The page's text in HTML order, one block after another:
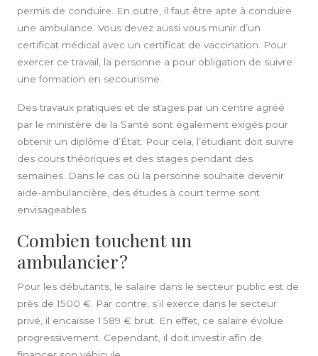
permis de conduire. En outre, il faut être apte à conduire
une ambulance. Vous devez aussi vous munir d’un
certificat médical avec un certificat de vaccination. Pour
exercer ce travail, la personne a pour obligation de suivre
uneformation en secourisme.
Des travaux pratiques et de stages par un centre agréé
par le ministère de la Santé sont également exigés pour
obtenir un diplôme d’État. Pour cela, l’étudiant doit suivre
des cours théoriques et des stages pendant des
semaines. Dans le cas où la personne souhaite devenir
aide-ambulancière, des études à court terme sont
envisageables.
Combien touchent un
ambulancier ?
Pour les débutants, le salaire dans le secteur public est de
près de 1500 €. Par contre, s’il exerce dans le secteur
privé, il encaisse 1 589 € brut. En effet, ce salaire évolue
progressivement. Cependant, il doit investir afin de